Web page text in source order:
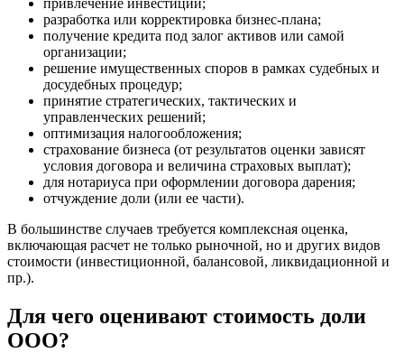
разработка или корректировка бизнес-плана;
получение кредита под залог активов или самой
организации;
решение имущественных споров в рамках судебных и
досудебных процедур;
принятие стратегических, тактических и
управленческих решений;
оптимизация налогообложения;
страхование бизнеса (от результатов оценки зависят
условия договора и величина страховых выплат);
для нотариуса при оформлении договора дарения;
отчуждение доли (или ее части).
В большинстве случаев требуется комплексная оценка,
включающая расчет не только рыночной, но и других видов
стоимости (инвестиционной, балансовой, ликвидационной и
пр.).
Для чего оценивают стоимость доли
ООО?
Брянск
Бугульма
Бугуруслан
Бузулук
Буйнакск
Бутурлиновка
Валдай
Валуйки
Великие Луки
Великий Устюг
Вельск
Верещагино
Верхняя Пышма
Верхняя Салда